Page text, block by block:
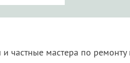
частные мастера по